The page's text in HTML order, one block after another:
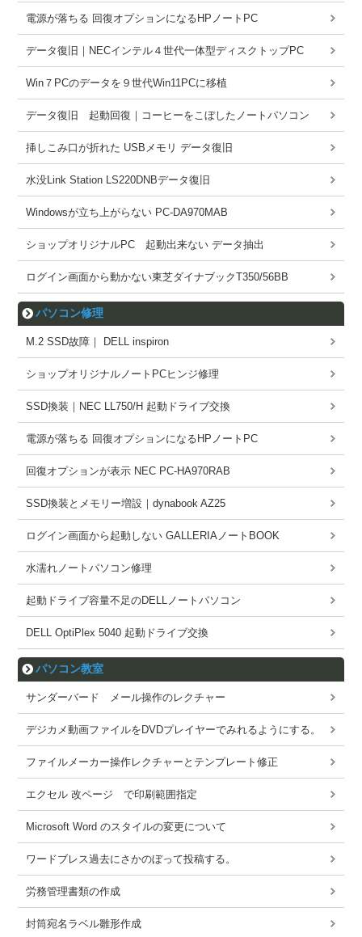
電源が落ちる 回復オプションになるHPノートPC
データ復旧｜NECインテル４世代一体型ディスクトップPC
Win７PCのデータを９世代Win11PCに移植
データ復旧 起動回復｜コーヒーをこぼしたノートパソコン
挿しこみ口が折れた USBメモリ データ復旧
水没Link Station LS220DNBデータ復旧
Windowsが立ち上がらない PC-DA970MAB
ショップオリジナルPC 起動出来ない データ抽出
ログイン画面から動かない東芝ダイナブックT350/56BB
パソコン修理
M.2 SSD故障｜ DELL inspiron
ショップオリジナルノートPCヒンジ修理
SSD換装｜NEC LL750/H 起動ドライブ交換
電源が落ちる 回復オプションになるHPノートPC
回復オプションが表示 NEC PC-HA970RAB
SSD換装とメモリー増設｜dynabook AZ25
ログイン画面から起動しない GALLERIAノートBOOK
水濡れノートパソコン修理
起動ドライブ容量不足のDELLノートパソコン
DELL OptiPlex 5040 起動ドライブ交換
パソコン教室
サンダーバード メール操作のレクチャー
デジカメ動画ファイルをDVDプレイヤーでみれるようにする。
ファイルメーカー操作レクチャーとテンプレート修正
エクセル 改ページ で印刷範囲指定
Microsoft Word のスタイルの変更について
ワードブレス過去にさかのぼって投稿する。
労務管理書類の作成
封筒宛名ラベル雛形作成